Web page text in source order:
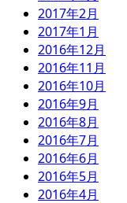
2017年2月
2017年1月
2016年12月
2016年11月
2016年10月
2016年9月
2016年8月
2016年7月
2016年6月
2016年5月
2016年4月